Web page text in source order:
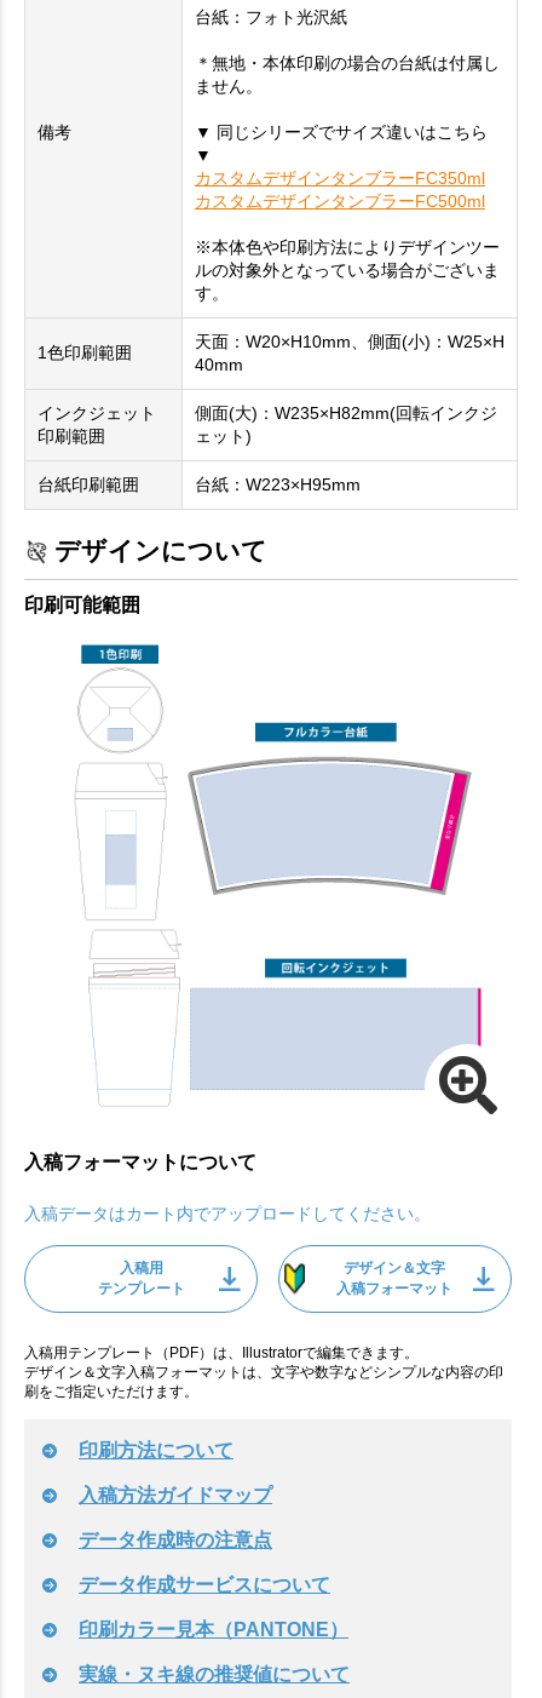
備考
台紙：フォト光沢紙
＊無地・本体印刷の場合の台紙は付属し
ません。
▼ 同じシリーズでサイズ違いはこちら
▼
カスタムデザインタンブラーFC350ml
カスタムデザインタンブラーFC500ml
※本体色や印刷方法によりデザインツー
ルの対象外となっている場合がございま
す。
1色印刷範囲
天面：W20×H10mm、側面(小)：W25×H
40mm
インクジェット
印刷範囲
側面(大)：W235×H82mm(回転インクジ
ェット)
台紙印刷範囲 台紙：W223×H95mm
デザインについて
印刷可能範囲
入稿フォーマットについて
入稿データはカート内でアップロードしてください。
入稿用
テンプレート
デザイン＆文字
入稿フォーマット
入稿用テンプレート（PDF）は、Illustratorで編集できます。
デザイン＆文字入稿フォーマットは、文字や数字などシンプルな内容の印
刷をご指定いただけます。
印刷方法について
入稿方法ガイドマップ
データ作成時の注意点
データ作成サービスについて
印刷カラー見本（PANTONE）
実線・ヌキ線の推奨値について